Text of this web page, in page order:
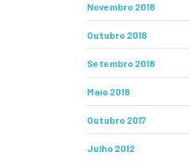
Novembro 2018
Outubro 2018
Setembro 2018
Maio 2018
Outubro 2017
Julho 2012